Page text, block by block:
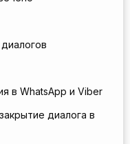
в WhatsApp и Viber
диалога в